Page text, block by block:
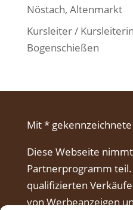
Nöstach, Altenmarkt
Kursleiter /
Bogenschießen
Mit *
Diese Webseite
Partnerprogramm
qualifizierten
von Werbeanzeigen